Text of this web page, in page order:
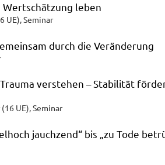
Wertschätzung leben
UE), Seminar
durch die Veränderung
verstehen – Stabilität
UE), Seminar
jauchzend“ bis „zu Tode